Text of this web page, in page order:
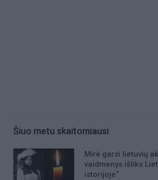
Šiuo metu skaitomiausi
Mirė garsi lietuvių
vaidmenys išliks
istorijoje“